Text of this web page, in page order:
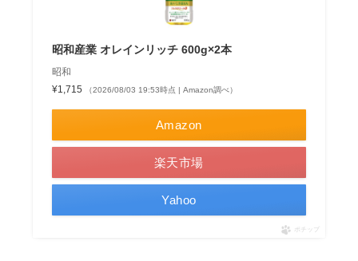
昭和産業 オレインリッチ 600g×2本
昭和
¥1,715
（2026/08/03 19:53時点 | Amazon調べ）
Amazon
楽天市場
Yahoo
ポチップ